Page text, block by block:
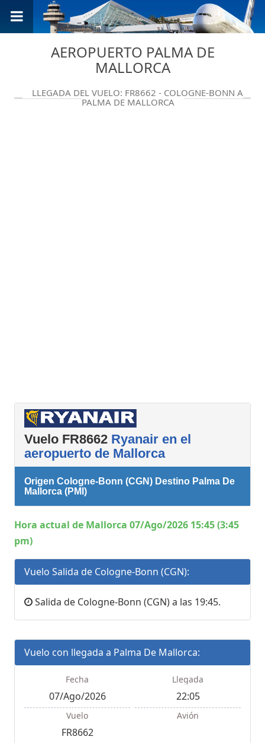
AEROPUERTO PALMA DE
MALLORCA
LLEGADA DEL VUELO: FR8662 - COLOGNE-BONN A
PALMA DE MALLORCA
Vuelo FR8662 Ryanair en el
aeropuerto de Mallorca
Origen Cologne-Bonn (CGN) Destino Palma De
Mallorca (PMI)
Hora actual de Mallorca 07/Ago/2026 15:45 (3:45
pm)
Vuelo Salida de Cologne-Bonn (CGN):
Salida de Cologne-Bonn (CGN) a las 19:45.
Vuelo con llegada a Palma De Mallorca:
Fecha
07/Ago/2026
Llegada
22:05
Vuelo
FR8662
Avión